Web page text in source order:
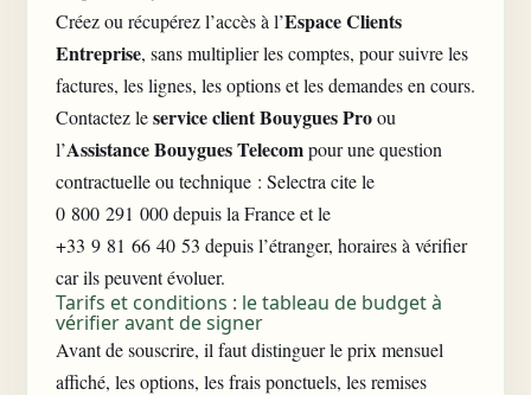
Créez ou récupérez l’accès à l’Espace Clients
Entreprise, sans multiplier les comptes, pour suivre les
factures, les lignes, les options et les demandes en cours.
Contactez leservice client Bouygues Proou
l’Assistance Bouygues Telecompour une question
contractuelle ou technique : Selectra cite le
0 800 291 000 depuis la France et le
+33 9 81 66 40 53 depuis l’étranger, horaires à vérifier
car ils peuvent évoluer.
Tarifs et conditions : le tableau de budget à
vérifier avant de signer
Avant de souscrire, il faut distinguer le prix mensuel
affiché, les options, les frais ponctuels, les remises